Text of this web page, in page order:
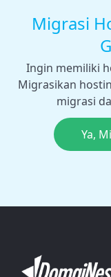
Migrasi
Ingin memiliki
Migrasikan
migrasi
Ya,